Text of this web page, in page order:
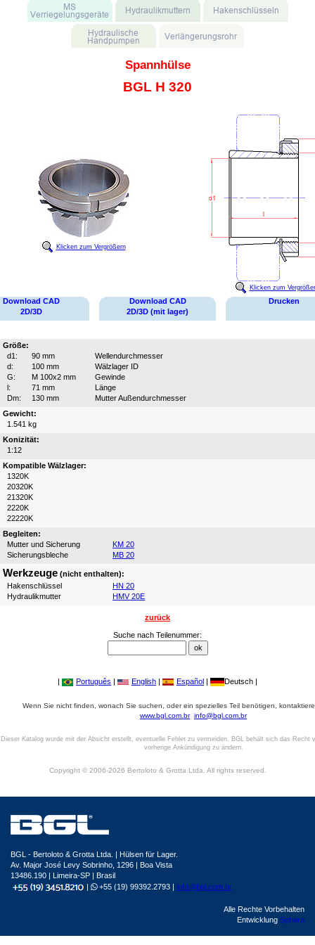
Spannhülse
BGL H 320
Klicken zum Vergrößern
Klicken zum
Download CAD
2D/3D
Download CAD
2D/3D (mit lager)
Drucken
Größe:
d1:
90 mm
Wellendurchmesser
d:
100 mm
Wälzlager ID
G:
M 100x2 mm
Gewinde
l:
71 mm
Länge
Dm:
130 mm
Mutter Außendurchmesser
Gewicht:
1.541 kg
Konizität:
1:12
Kompatible Wälzlager:
1320K
20320K
21320K
2220K
22220K
Begleiten:
Mutter und Sicherung
KM 20
Sicherungsbleche
MB 20
Werkzeuge (nicht enthalten):
Hakenschlüssel
HN 20
Hydraulikmutter
HMV 20E
zurück
Suche nach Teilenummer:
| Português | English | Español | Deutsch |
Wenn Sie nicht finden, wonach Sie suchen, oder ein spezielles Teil benötigen,
www.bgl.com.br info@bgl.com.br
Dieser Katalog wurde mit der Absicht erstellt, eventuelle Fehler zu vermeiden. BGL behält sich das Recht
vorherige Ankündigung zu ändern.
Copyright © 2006-2026 Bertoloto & Grotta Ltda. All rights reserved.
BGL - Bertoloto & Grotta Ltda. | Hülsen für Lager.
Av. Major José Levy Sobrinho, 1296 | Boa Vista
13486.190 | Limeira-SP | Brasil
|
+55 (19) 99392.2793 | info@bgl.com.br
Alle Rechte Vorbehalten
Entwicklung Sphera